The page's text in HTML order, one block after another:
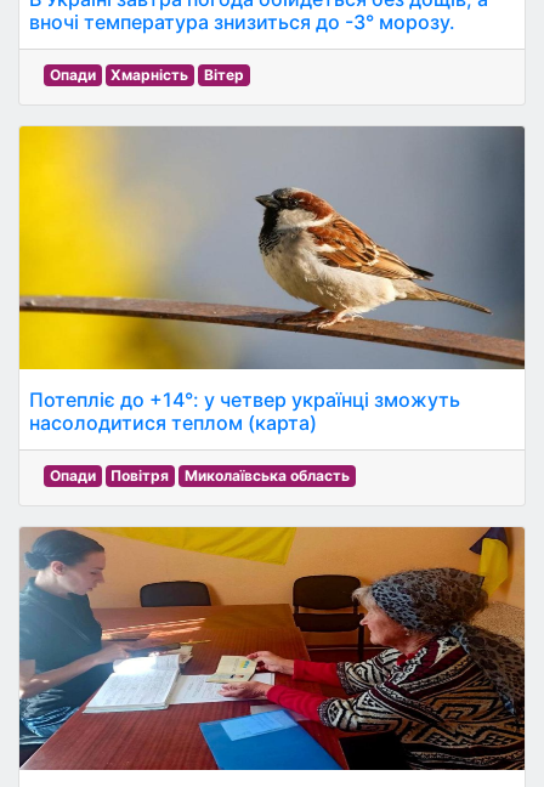
вночі температура знизиться до -3° морозу.
Опади Хмарність Вітер
Потепліє до +14°: у четвер українці зможуть
насолодитися теплом (карта)
Опади Повітря Миколаївська область